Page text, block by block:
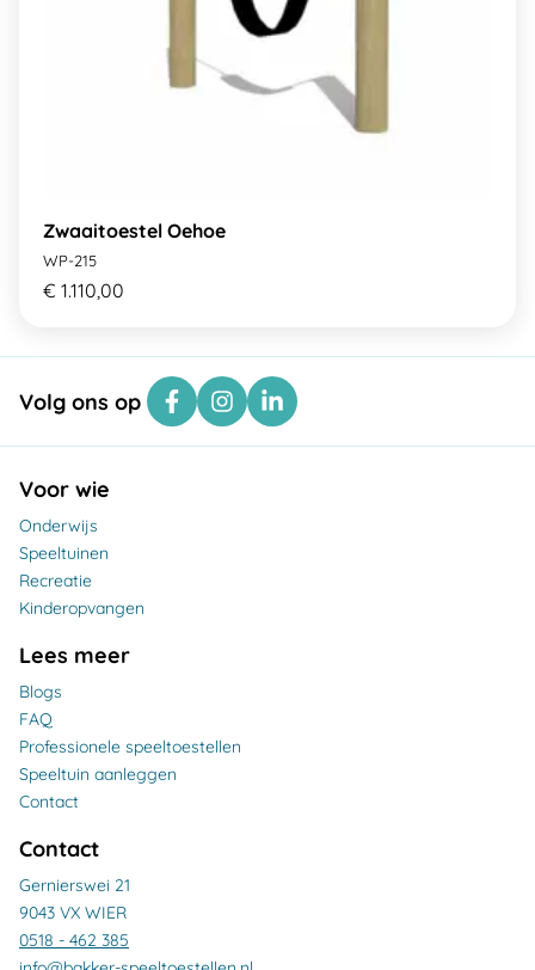
Zwaaitoestel Oehoe
WP-215
€ 1.110,00
Volg ons op
Voor wie
Onderwijs
Speeltuinen
Recreatie
Kinderopvangen
Lees meer
Blogs
FAQ
Professionele speeltoestellen
Speeltuin aanleggen
Contact
Contact
Gernierswei 21
9043 VX WIER
0518 - 462 385